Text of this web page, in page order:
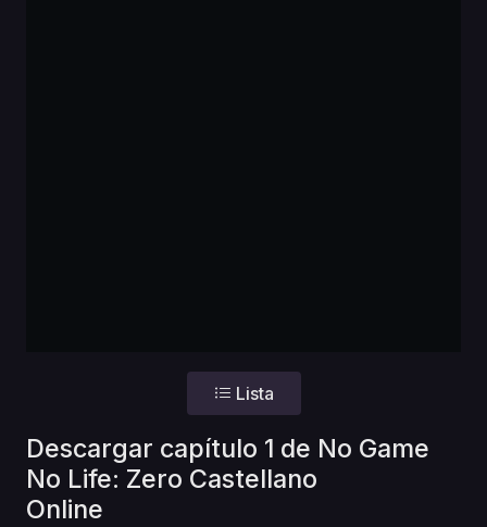
Lista
Descargar capítulo 1 de No Game
No Life: Zero Castellano
Online